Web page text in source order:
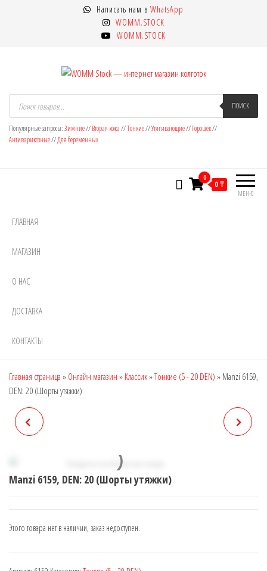
Написать нам в WhatsApp
WOMM.STOCK
WOMM.STOCK
WOMM Stock — интернет магазин
колготок
Колготки MANZI, Naja Street тонкие,
фантазийные, чулки, лосины
Поиск
товаров ПОИСК
Популярные запросы:Зимние//Вторая кожа//Тонкие//Утягивающие//Горошек//
Антиварикозные//Для беременных
МЕНЮ
0
0 ₸
ГЛАВНАЯ
МАГАЗИН
О НАС
ДОСТАВКА
КОНТАКТЫ
Главная страница » Онлайн магазин » Классик»Тонкие (5 - 20 DEN) » Manzi 6159,
DEN: 20 (Шорты утяжки)
Manzi 6159, DEN: 20 (Шорты утяжки)
Этого товара нет в наличии, заказ недоступен.